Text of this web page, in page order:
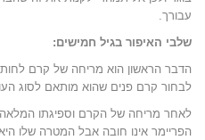
עבורך.
שלבי האיפור בגיל חמישים:
הדבר הראשון הוא מריחה של קרם
לבחור קרם פנים שהוא מותאם לסוג
לאחר מריחה של הקרם וספיגתו
הפריימר אינו חובה אבל המטרה שלו